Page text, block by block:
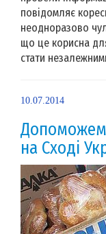
повідомляє
неодноразово
що це корисна
стати
10.07.2014
на Сході